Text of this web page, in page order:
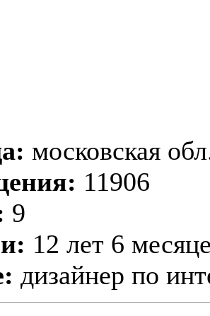
московская
11906
9
12 лет 6
дизайнер по